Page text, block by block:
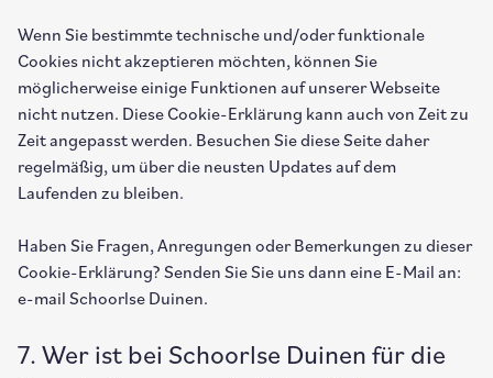
Wenn Sie bestimmte technische und/oder funktionale
Cookies nicht akzeptieren möchten, können Sie
möglicherweise einige Funktionen auf unserer Webseite
nicht nutzen. Diese Cookie-Erklärung kann auch von Zeit zu
Zeit angepasst werden. Besuchen Sie diese Seite daher
regelmäßig, um über die neusten Updates auf dem
Laufenden zu bleiben.
Haben Sie Fragen, Anregungen oder Bemerkungen zu dieser
Cookie-Erklärung? Senden Sie Sie uns dann eine E-Mail an:
e-mail Schoorlse Duinen.
7. Wer ist bei Schoorlse Duinen für die